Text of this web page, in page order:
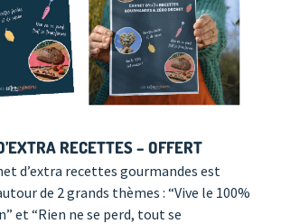
RECETTES – OFFERT
d’extra recettes gourmandes est
de 2 grands thèmes : “Vive le 100%
et “Rien ne se perd, tout se